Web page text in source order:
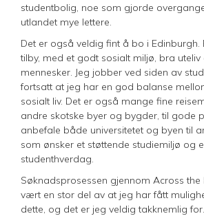
studentbolig, noe som gjorde
utlandet mye lettere.
Det er også veldig fint å bo i Edinburgh.
tilby, med et godt sosialt miljø, bra
mennesker. Jeg jobber ved siden av
fortsatt at jeg har en god balanse
sosialt liv. Det er også mange fine
andre skotske byer og bygder, til gode
anbefale både universitetet og byen til
som ønsker et støttende studiemiljø og
studenthverdag.
Søknadsprosessen gjennom Across
vært en stor del av at jeg har fått
dette, og det er jeg veldig takknemlig